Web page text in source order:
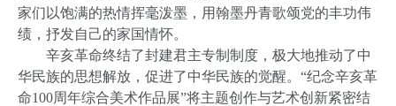
家们以饱满的热情挥毫泼墨，用翰墨丹青歌颂党的丰功伟
绩，抒发自己的家国情怀。
辛亥革命终结了封建君主专制制度，极大地推动了中
华民族的思想解放，促进了中华民族的觉醒。“纪念辛亥革
命100周年综合美术作品展”将主题创作与艺术创新紧密结